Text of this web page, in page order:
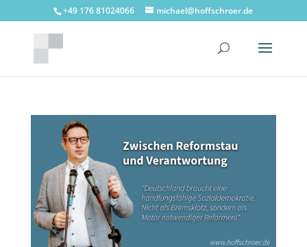
+49 176 81024066 michael@hoffschroer.de